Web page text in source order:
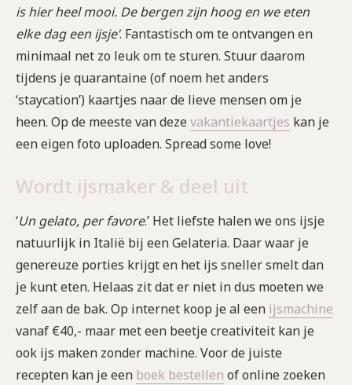
is hier heel mooi. De bergen zijn hoog en we eten
elke dag een ijsje’. Fantastisch om te ontvangen en
minimaal net zo leuk om te sturen. Stuur daarom
tijdens je quarantaine (of noem het anders
‘staycation’) kaartjes naar de lieve mensen om je
heen. Op de meeste van dezevakantiekaartjes kan je
een eigen foto uploaden. Spread some love!
Wordt ijsmaker & deel uit
‘Un gelato, per favore.’ Het liefste halen we ons ijsje
natuurlijk in Italië bij een Gelateria. Daar waar je
genereuze porties krijgt en het ijs sneller smelt dan
je kunt eten. Helaas zit dat er niet in dus moeten we
zelf aan de bak. Op internet koop je al een ijsmachine
vanaf €40,- maar met een beetje creativiteit kan je
ook ijs maken zonder machine. Voor de juiste
recepten kan je een boek bestellen of online zoeken